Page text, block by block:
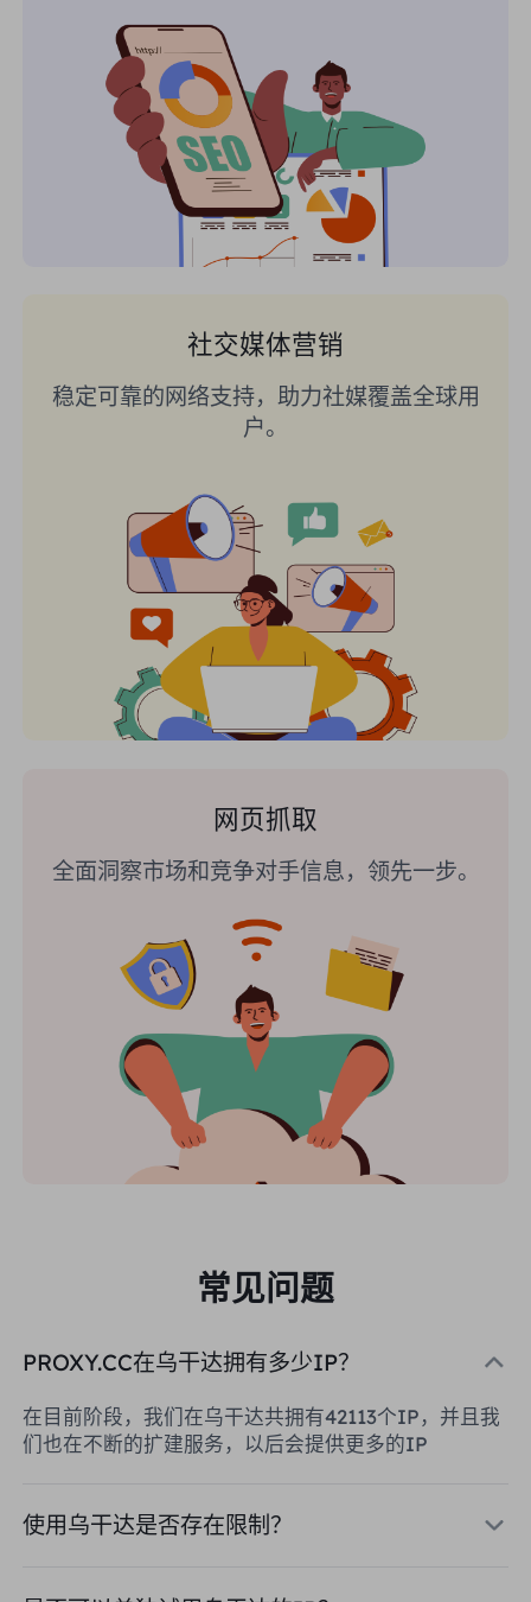
社交媒体营销
稳定可靠的网络支持，助力社媒覆盖全球用
户。
网页抓取
全面洞察市场和竞争对手信息，领先一步。
常见问题
PROXY.CC在乌干达拥有多少IP？
在目前阶段，我们在乌干达共拥有42113个IP，并且我
们也在不断的扩建服务，以后会提供更多的IP
使用乌干达是否存在限制？